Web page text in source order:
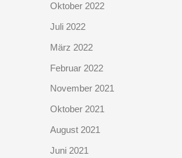
Oktober 2022
Juli 2022
März 2022
Februar 2022
November 2021
Oktober 2021
August 2021
Juni 2021